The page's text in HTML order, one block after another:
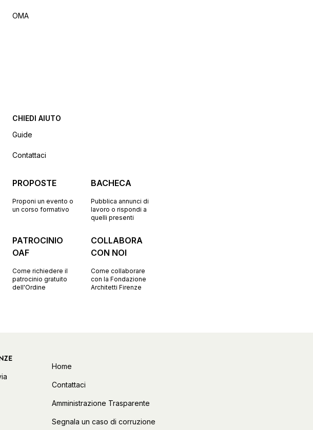
OMA
CHIEDI AIUTO
Guide
Contattaci
PROPOSTE
Proponi un evento o
un corso formativo
BACHECA
Pubblica annunci di
lavoro o rispondi a
quelli presenti
PATROCINIO
OAF
Come richiedere il
patrocinio gratuito
dell'Ordine
COLLABORA
CON NOI
Come collaborare
con la Fondazione
Architetti Firenze
Home
Contattaci
Amministrazione Trasparente
Segnala un caso di corruzione